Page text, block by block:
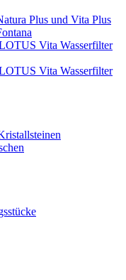
Plus und Vita Plus
Vita Wasserfilter
Vita Wasserfilter